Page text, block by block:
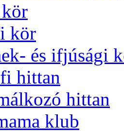
kör
és ifjúsági
hittan
hittan
klub